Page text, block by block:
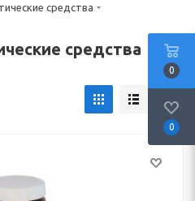
средства
средства
0
0